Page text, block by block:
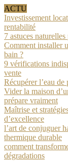
ACTU
Investissement
rentabilité
7 astuces
Comment installer
bain ?
9 vérifications
vente
Récupérer l’eau
Vider la maison
prépare vraiment
Maîtrise et
d’excellence
l’art de conjuguer
thermique durable
comment
dégradations